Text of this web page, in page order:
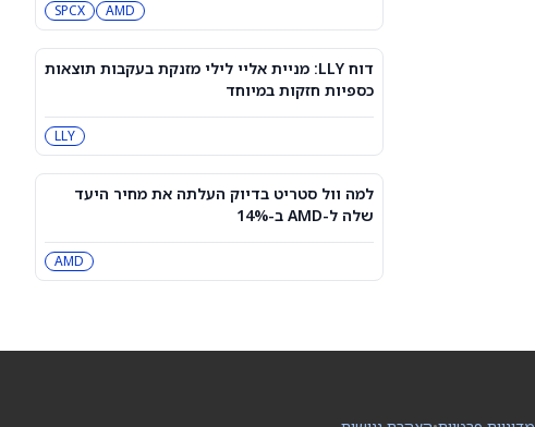
האם מניית קוסטקו (COST) עדיין קנייה
טובה אחרי דוח המכירות שלה ליולי
2026?
COST
פריצת הדרך הקוונטית של די־וייב
רשות התחרות אישרה: הוט מובייל תימכר
לפי שווי של 1.8 מיליארד שקל
IL:KSTN
AMD
SPCX
דוח LLY: מניית אליי לילי מזנקת בעקבות תוצאות
כספיות חזקות במיוחד
LLY
למה וול סטריט בדיוק העלתה את מחיר היעד
שלה ל-AMD ב-14%
AMD